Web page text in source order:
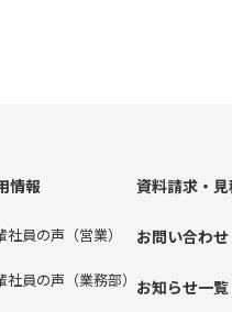
情報
社員の声（営業）
社員の声（業務部）
資料請求・
お問い合わせ
お知らせ一覧